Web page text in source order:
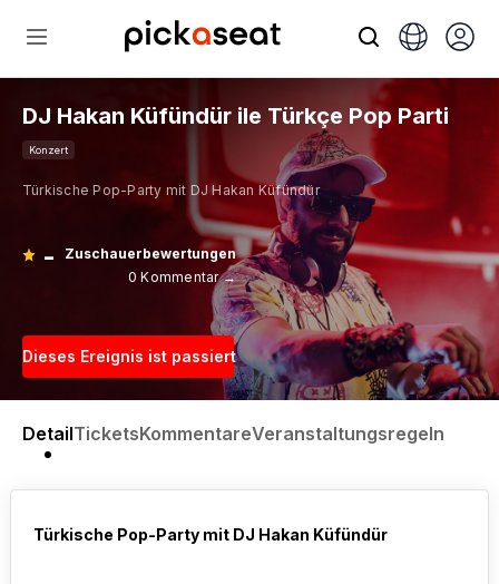
DJ Hakan Küfündür ile Türkçe Pop Parti
Konzert
Türkische Pop-Party mit DJ Hakan Küfündür
-
Zuschauerbewertungen
0 Kommentar →
Dieses Ereignis ist passiert
DetailTicketsKommentareVeranstaltungsregeln
Türkische Pop-Party mit DJ Hakan Küfündür